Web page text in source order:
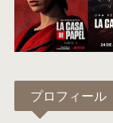
プロフィール